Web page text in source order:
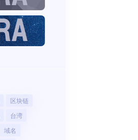
区块链
台湾
域名